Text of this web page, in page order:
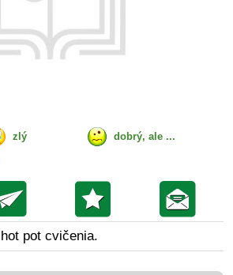
zlý dobrý, ale ...
pot cvičenia.